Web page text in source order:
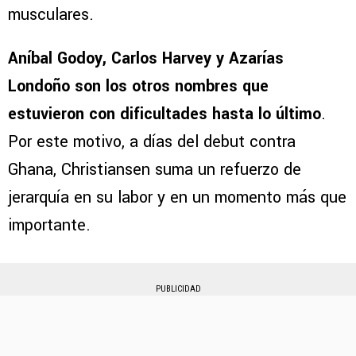
musculares.
Aníbal Godoy, Carlos Harvey y Azarías
Londoño son los otros nombres que
estuvieron con dificultades hasta lo último.
Por este motivo, a días del debut contra
Ghana, Christiansen suma un refuerzo de
jerarquía en su labor y en un momento más que
importante.
PUBLICIDAD